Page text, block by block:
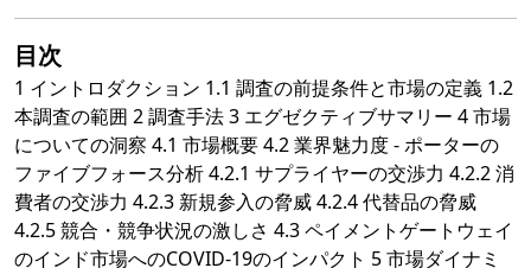
目次
1 イントロダクション 1.1 調査の前提条件と市場の定義 1.2
本調査の範囲 2 調査手法 3 エグゼクティブサマリー 4 市場
についての洞察 4.1 市場概要 4.2 業界魅力度 - ポーターの
ファイブフォース分析 4.2.1 サプライヤーの交渉力 4.2.2 消
費者の交渉力 4.2.3 新規参入の脅威 4.2.4 代替品の脅威
4.2.5 競合・競争状況の激しさ 4.3 ペイメントゲートウェイ
のインド市場へのCOVID-19のインパクト 5 市場ダイナミ